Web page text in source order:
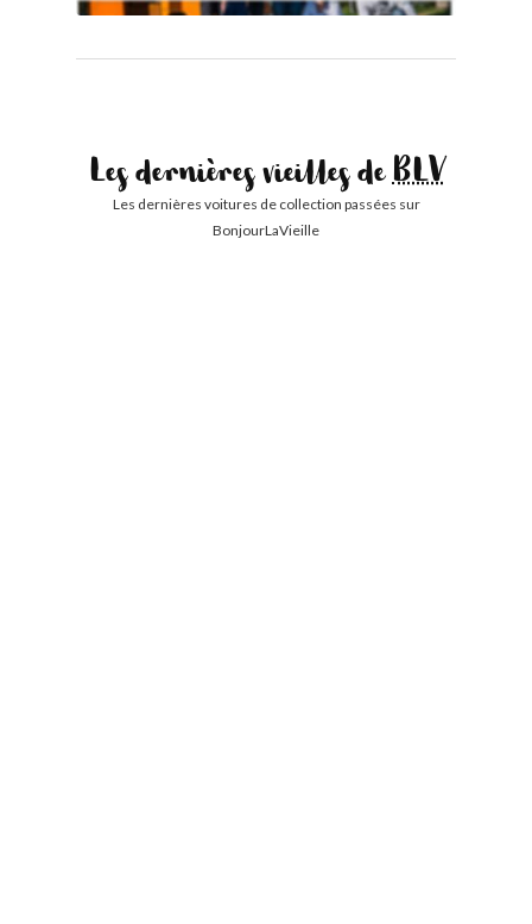
Les dernières vieilles deBLV
Les dernières voitures de collection passées sur
BonjourLaVieille